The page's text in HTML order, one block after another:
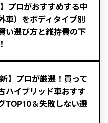
】プロがおすすめする中
車）をボディタイプ別
い選び方と維持費の下
新】プロが厳選！買って
ハイブリッド車おすす
TOP10＆失敗しない選